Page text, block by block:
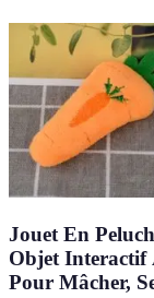
Jouet En
Objet Interactif
Pour Mâcher,